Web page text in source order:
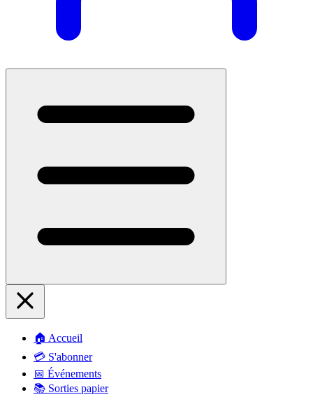
🏠 Accueil
💳 S'abonner
📅 Événements
📚 Sorties papier